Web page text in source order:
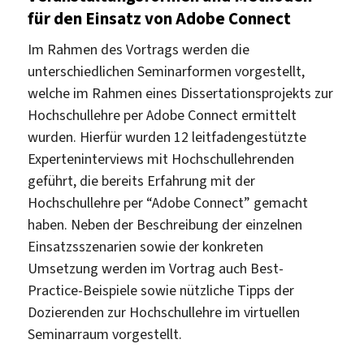
für den Einsatz von Adobe Connect
Im Rahmen des Vortrags werden die
unterschiedlichen Seminarformen vorgestellt,
welche im Rahmen eines Dissertationsprojekts zur
Hochschullehre per Adobe Connect ermittelt
wurden. Hierfür wurden 12 leitfadengestützte
Experteninterviews mit Hochschullehrenden
geführt, die bereits Erfahrung mit der
Hochschullehre per “Adobe Connect” gemacht
haben. Neben der Beschreibung der einzelnen
Einsatzsszenarien sowie der konkreten
Umsetzung werden im Vortrag auch Best-
Practice-Beispiele sowie nützliche Tipps der
Dozierenden zur Hochschullehre im virtuellen
Seminarraum vorgestellt.